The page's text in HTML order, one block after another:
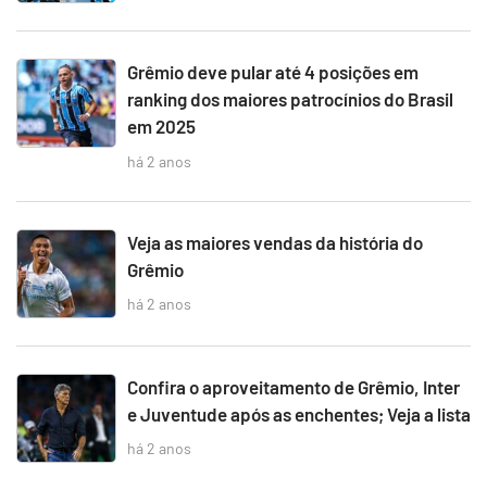
Grêmio deve pular até 4 posições em
ranking dos maiores patrocínios do Brasil
em 2025
há 2 anos
Veja as maiores vendas da história do
Grêmio
há 2 anos
Confira o aproveitamento de Grêmio, Inter
e Juventude após as enchentes; Veja a lista
há 2 anos